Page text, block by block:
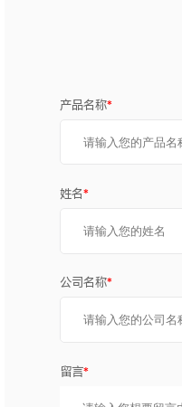
产品名称*
姓名*
公司名称*
留言*